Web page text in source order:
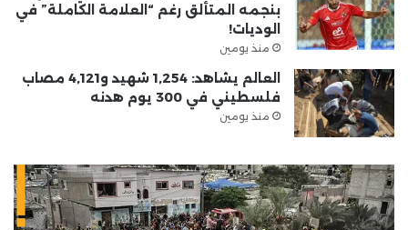
بنجمه المتألق رغم “العلامة الكاملة” في
الوديات!
منذ يومين
العالم يشاهد: 1,254 شهيد و4,121 مصاب
فلسطيني في 300 يوم هدنه
منذ يومين